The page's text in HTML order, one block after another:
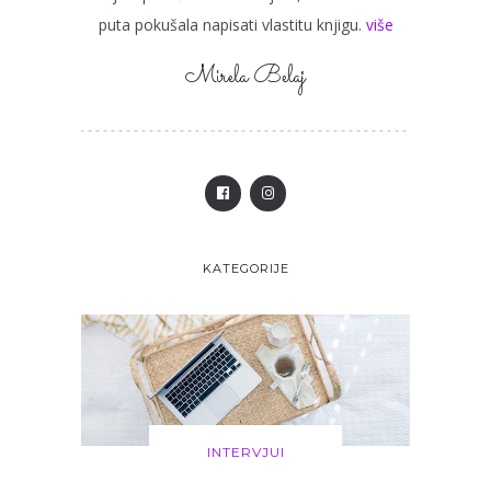
puta pokušala napisati vlastitu knjigu. više
Mirela Belaj
KATEGORIJE
INTERVJUI